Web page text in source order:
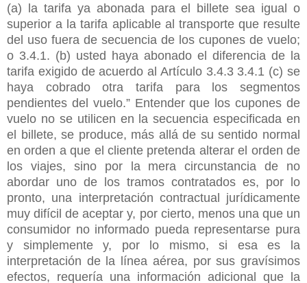
(a) la tarifa ya abonada para el billete sea igual o
superior a la tarifa aplicable al transporte que resulte
del uso fuera de secuencia de los cupones de vuelo;
o 3.4.1. (b) usted haya abonado el diferencia de la
tarifa exigido de acuerdo al Artículo 3.4.3 3.4.1 (c) se
haya cobrado otra tarifa para los segmentos
pendientes del vuelo.” Entender que los cupones de
vuelo no se utilicen en la secuencia especificada en
el billete, se produce, más allá de su sentido normal
en orden a que el cliente pretenda alterar el orden de
los viajes, sino por la mera circunstancia de no
abordar uno de los tramos contratados es, por lo
pronto, una interpretación contractual jurídicamente
muy difícil de aceptar y, por cierto, menos una que un
consumidor no informado pueda representarse pura
y simplemente y, por lo mismo, si esa es la
interpretación de la línea aérea, por sus gravísimos
efectos, requería una información adicional que la